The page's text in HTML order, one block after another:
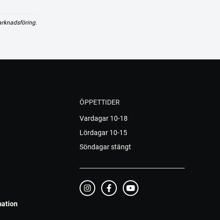
ÖPPETTIDER
Vardagar 10-18
Lördagar 10-15
Söndagar stängt